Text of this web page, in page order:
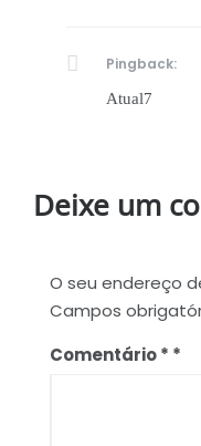
Pingback:
Atual7
Deixe um
O seu endereço
Campos
Comentário*